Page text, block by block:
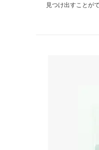
見つけ出すことが